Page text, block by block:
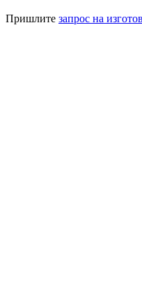
Пришлите запрос на